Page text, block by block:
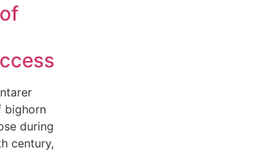
bighorn
during
century,